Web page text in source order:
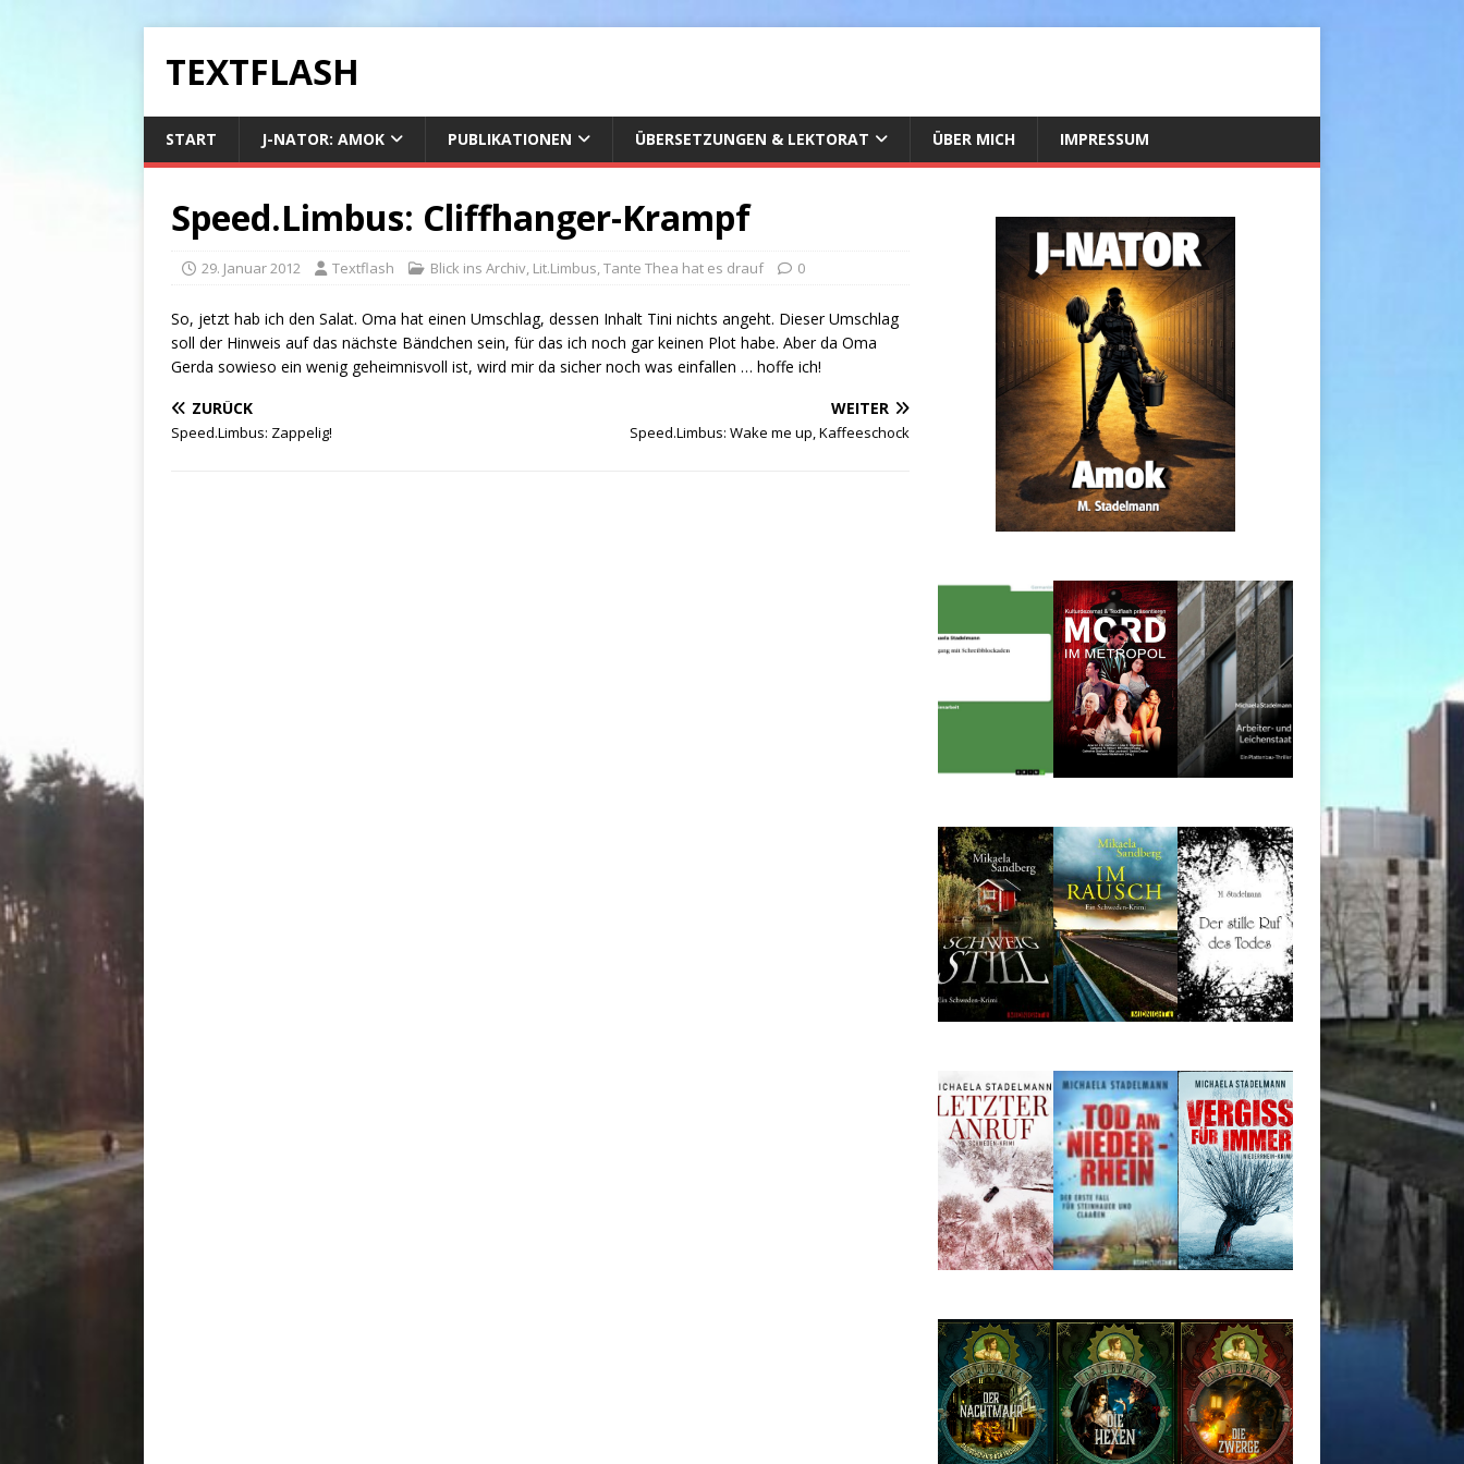
TEXTFLASH
START J-NATOR: AMOK PUBLIKATIONEN ÜBERSETZUNGEN & LEKTORAT ÜBER MICH IMPRESSUM
Speed.Limbus: Cliffhanger-Krampf
29. Januar 2012 Textflash Blick ins Archiv, Lit.Limbus,Tante Thea hat es drauf 0
So, jetzt hab ich den Salat. Oma hat einen Umschlag, dessen Inhalt Tini nichts angeht. Dieser Umschlag
soll der Hinweis auf das nächste Bändchen sein, für das ich noch gar keinen Plot habe. Aber da Oma
Gerda sowieso ein wenig geheimnisvoll ist, wird mir da sicher noch was einfallen … hoffe ich!
ZURÜCK
Speed.Limbus: Zappelig!
WEITER
Speed.Limbus: Wake me up, Kaffeeschock